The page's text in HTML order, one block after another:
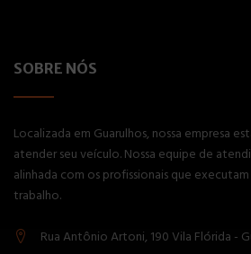
SOBRE NÓS
Localizada em Guarulhos, nossa empresa
atender seu veículo. Nossa equipe de
alinhada com os profissionais que
trabalho.
Rua Antônio Artoni, 190 Vila Flórida -